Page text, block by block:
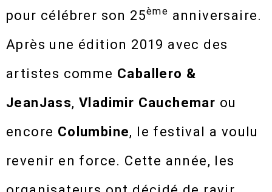
pour célébrer son 25ème anniversaire.
Après une édition 2019 avec des
artistes comme Caballero &
JeanJass,Vladimir Cauchemar ou
encore Columbine, le festival a voulu
revenir en force. Cette année, les